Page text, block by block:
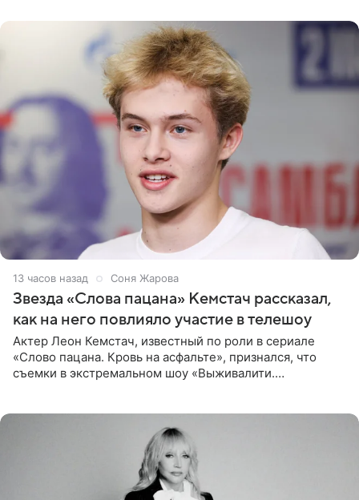
13 часов назад Соня Жарова
Звезда «Слова пацана» Кемстач рассказал,
как на него повлияло участие в телешоу
Актер Леон Кемстач, известный по роли в сериале
«Слово пацана. Кровь на асфальте», признался, что
съемки в экстремальном шоу «Выживалити.